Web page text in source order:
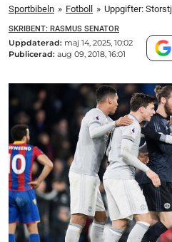
Sportbibeln » Fotboll »
SKRIBENT: RASMUS SENATOR
Uppdaterad: maj 14, 2025, 10:02
Publicerad: aug 09, 2018, 16:01